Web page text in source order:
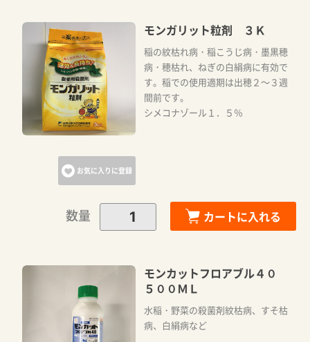
お気に入りに登録
モンガリット粒剤 ３Ｋ
稲の紋枯れ病・稲こうじ病・墨黒穂
病・穂枯れ、ねぎの白絹病に有効で
す。稲での使用適期は出穂２～３週
間前です。
シメコナゾール１．５％
数量 カートに入れる
モンカットフロアブル４０
５００ＭＬ
水稲・野菜の殺菌剤紋枯病、すそ枯
病、白絹病など